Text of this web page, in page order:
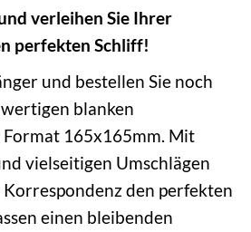
verleihen Sie Ihrer
perfekten Schliff!
und bestellen Sie noch
blanken
Format 165x165mm. Mit
vielseitigen Umschlägen
den perfekten
einen bleibenden